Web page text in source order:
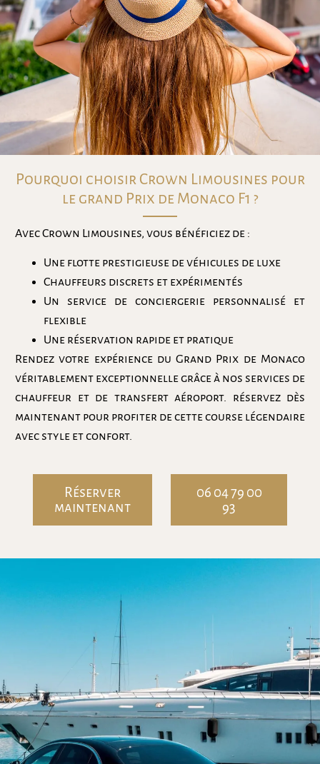
Pourquoi choisir Crown Limousines pour
le grand Prix de Monaco F1 ?
Avec Crown Limousines, vous bénéficiez de :
Une flotte prestigieuse de véhicules de luxe
Chauffeurs discrets et expérimentés
Un service de conciergerie personnalisé et
flexible
Une réservation rapide et pratique
Rendez votre expérience du Grand Prix de Monaco
véritablement exceptionnelle grâce à nos services de
chauffeur et de transfert aéroport. réservez dès
maintenant pour profiter de cette course légendaire
avec style et confort.
Réserver
maintenant
06 04 79 00
93